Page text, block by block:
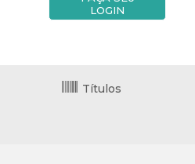
LOGIN
Títulos